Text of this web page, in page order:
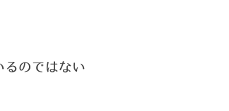
るのではない